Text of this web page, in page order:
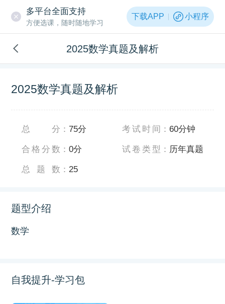
多平台全面支持
方便选课，随时随地学习
下载APP 小程序
2025数学真题及解析
2025数学真题及解析
总分 ：75分
合格分数 ：0分
总题数 ： 25
考试时间 ：60分钟
试卷类型 ： 历年真题
题型介绍
数学
自我提升-学习包